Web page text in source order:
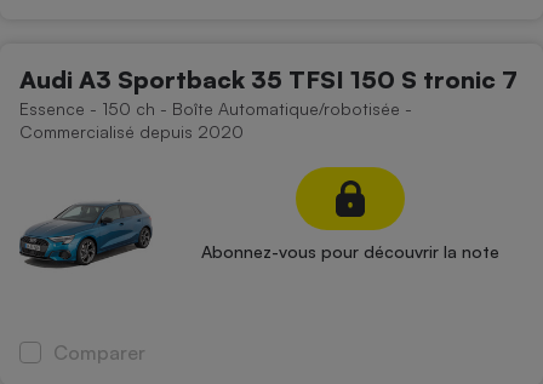
Audi A3 Sportback 35 TFSI 150 S tronic 7
Essence - 150 ch - Boîte Automatique/robotisée -
Commercialisé depuis 2020
Abonnez-vous pour découvrir la note
Comparer